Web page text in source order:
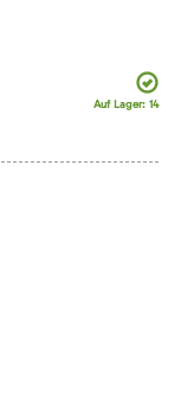
Auf Lager: 14